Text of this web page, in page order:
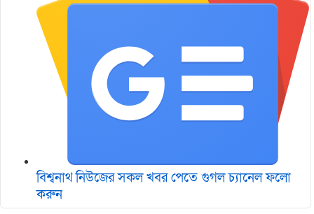
বিশ্বনাথ নিউজের সকল খবর পেতে গুগল চ‌্যানেল ফলো
করুন